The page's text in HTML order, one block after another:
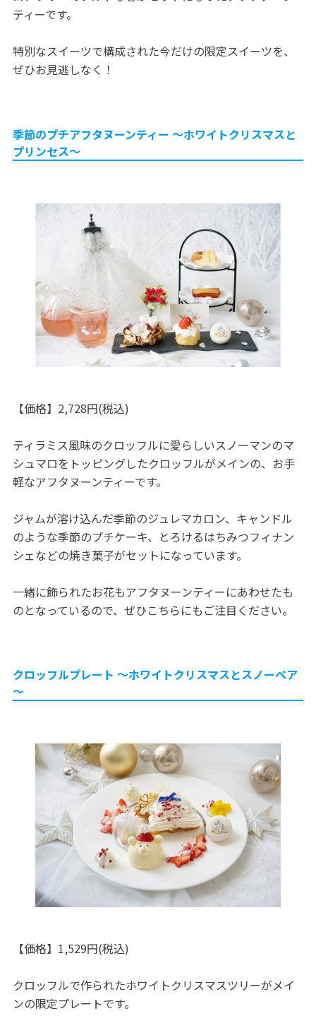
ティーです。
特別なスイーツで構成された今だけの限定スイーツを、
ぜひお見逃しなく！
季節のプチアフタヌーンティー ～ホワイトクリスマスと
プリンセス～
【価格】2,728円(税込)
ティラミス風味のクロッフルに愛らしいスノーマンのマ
シュマロをトッピングしたクロッフルがメインの、お手
軽なアフタヌーンティーです。
ジャムが溶け込んだ季節のジュレマカロン、キャンドル
のような季節のプチケーキ、とろけるはちみつフィナン
シェなどの焼き菓子がセットになっています。
一緒に飾られたお花もアフタヌーンティーにあわせたも
のとなっているので、ぜひこちらにもご注目ください。
クロッフルプレート ～ホワイトクリスマスとスノーベア
～
【価格】1,529円(税込)
クロッフルで作られたホワイトクリスマスツリーがメイ
ンの限定プレートです。